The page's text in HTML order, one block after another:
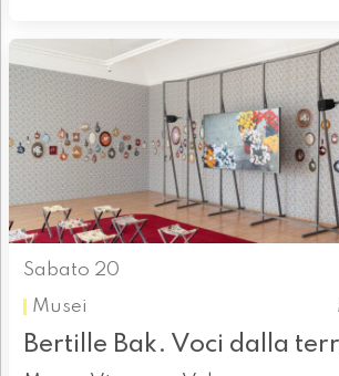
Sabato 20
Musei
Bertille Bak. Voci dalla